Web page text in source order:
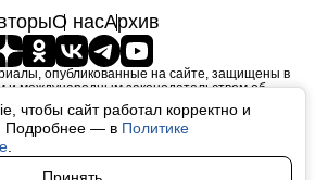
чтобы сайт работал корректно и
Подробнее — в Политике
О насАрхив
опубликованные на сайте, защищены в
и международным законодательством об
Любое использование текстовых, фото,
только с согласия правообладателя
(ФЗ 152). При полном или частичном
finfeel.ru активная индексируемая гиперссылка
Запрещено для детей. Оригинал